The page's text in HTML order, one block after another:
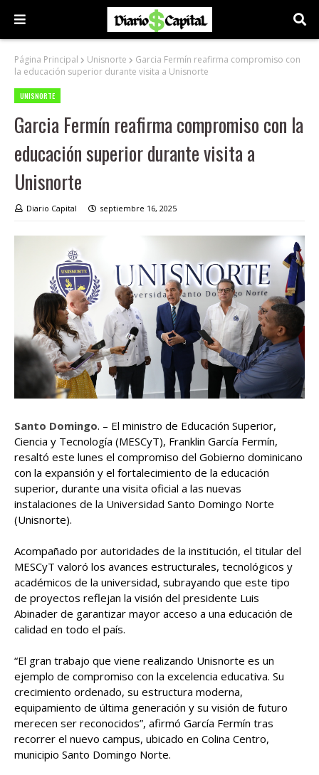
Página Principal Unisnorte
Garcia Fermín reafirma compromiso con
la educación superior durante visita a Unisnorte
UNISNORTE
Garcia Fermín reafirma compromiso con la
educación superior durante visita a
Unisnorte
Diario Capital septiembre 16, 2025
Santo Domingo. – El ministro de Educación Superior,
Ciencia y Tecnología (MESCyT), Franklin García Fermín,
resaltó este lunes el compromiso del Gobierno dominicano
con la expansión y el fortalecimiento de la educación
superior, durante una visita oficial a las nuevas
instalaciones de la Universidad Santo Domingo Norte
(Unisnorte).
Acompañado por autoridades de la institución, el titular del
MESCyT valoró los avances estructurales, tecnológicos y
académicos de la universidad, subrayando que este tipo
de proyectos reflejan la visión del presidente Luis
Abinader de garantizar mayor acceso a una educación de
calidad en todo el país.
“El gran trabajo que viene realizando Unisnorte es un
ejemplo de compromiso con la excelencia educativa. Su
crecimiento ordenado, su estructura moderna,
equipamiento de última generación y su visión de futuro
merecen ser reconocidos”, afirmó García Fermín tras
recorrer el nuevo campus, ubicado en Colina Centro,
municipio Santo Domingo Norte.